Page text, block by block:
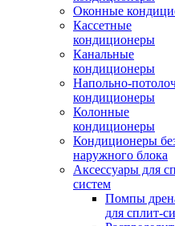
Оконные
Кассетные
кондиционеры
Канальные
кондиционеры
Напольно-
кондиционеры
Колонные
кондиционеры
Кондиционеры
наружного блока
Аксессуары для
систем
Помпы
для сплит-